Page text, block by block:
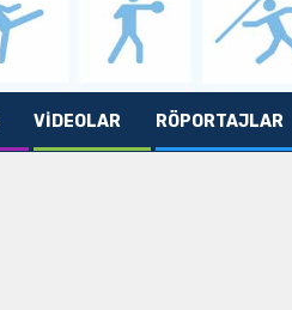
VIDEOLAR RÖPORTAJLAR